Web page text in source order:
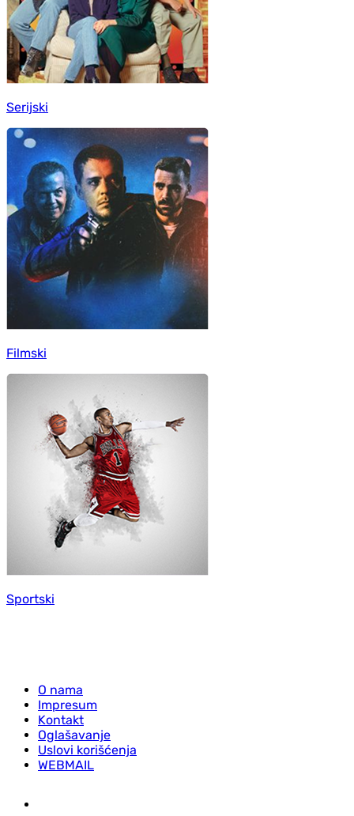
Serijski
Filmski
Sportski
O nama
Impresum
Kontakt
Oglašavanje
Uslovi korišćenja
WEBMAIL